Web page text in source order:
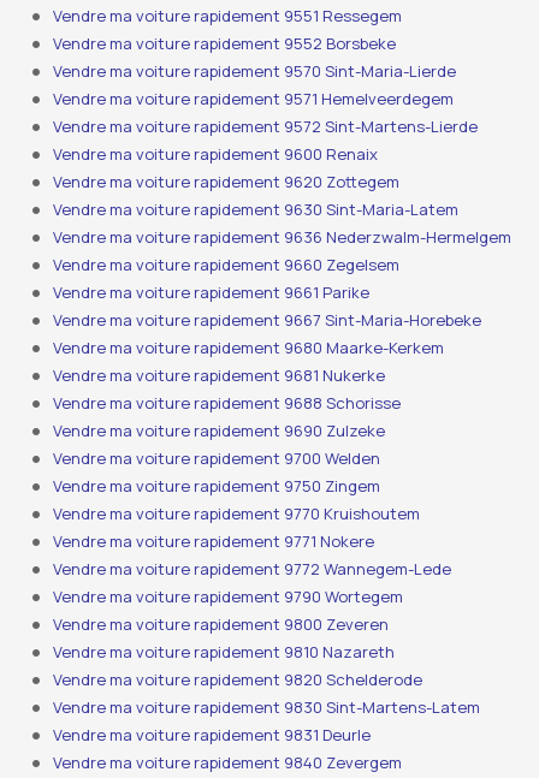
Vendre ma voiture rapidement 9551 Ressegem
Vendre ma voiture rapidement 9552 Borsbeke
Vendre ma voiture rapidement 9570 Sint-Maria-Lierde
Vendre ma voiture rapidement 9571 Hemelveerdegem
Vendre ma voiture rapidement 9572 Sint-Martens-Lierde
Vendre ma voiture rapidement 9600 Renaix
Vendre ma voiture rapidement 9620 Zottegem
Vendre ma voiture rapidement 9630 Sint-Maria-Latem
Vendre ma voiture rapidement 9636 Nederzwalm-Hermelgem
Vendre ma voiture rapidement 9660 Zegelsem
Vendre ma voiture rapidement 9661 Parike
Vendre ma voiture rapidement 9667 Sint-Maria-Horebeke
Vendre ma voiture rapidement 9680 Maarke-Kerkem
Vendre ma voiture rapidement 9681 Nukerke
Vendre ma voiture rapidement 9688 Schorisse
Vendre ma voiture rapidement 9690 Zulzeke
Vendre ma voiture rapidement 9700 Welden
Vendre ma voiture rapidement 9750 Zingem
Vendre ma voiture rapidement 9770 Kruishoutem
Vendre ma voiture rapidement 9771 Nokere
Vendre ma voiture rapidement 9772 Wannegem-Lede
Vendre ma voiture rapidement 9790 Wortegem
Vendre ma voiture rapidement 9800 Zeveren
Vendre ma voiture rapidement 9810 Nazareth
Vendre ma voiture rapidement 9820 Schelderode
Vendre ma voiture rapidement 9830 Sint-Martens-Latem
Vendre ma voiture rapidement 9831 Deurle
Vendre ma voiture rapidement 9840 Zevergem